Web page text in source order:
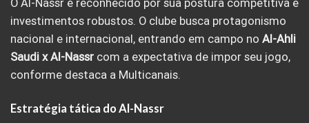
O Al-Nassr é reconhecido por sua postura competitiva e
investimentos robustos. O clube busca protagonismo
nacional e internacional, entrando em campo no Al-Ahli
Saudi x Al-Nassr com a expectativa de impor seu jogo,
conforme destaca a Multicanais.
Estratégia tática do Al-Nassr